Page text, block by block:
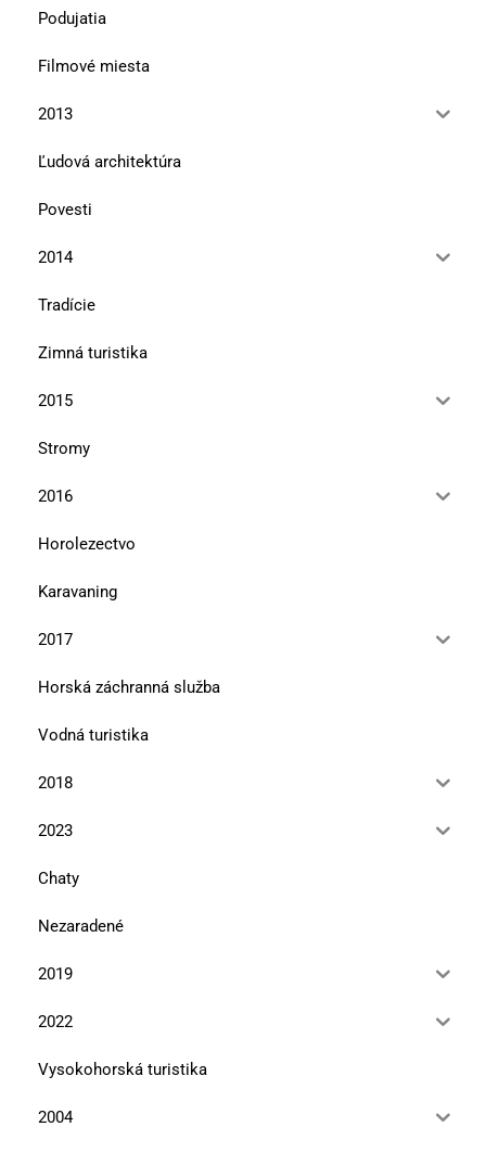
Podujatia
Filmové miesta
2013
Ľudová architektúra
Povesti
2014
Tradície
Zimná turistika
2015
Stromy
2016
Horolezectvo
Karavaning
2017
Horská záchranná služba
Vodná turistika
2018
2023
Chaty
Nezaradené
2019
2022
Vysokohorská turistika
2004